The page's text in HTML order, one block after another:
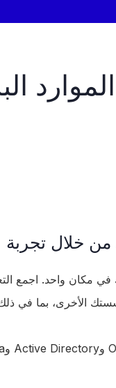
تجربة
مكان واحد. اجمع
الأخرى، بما في